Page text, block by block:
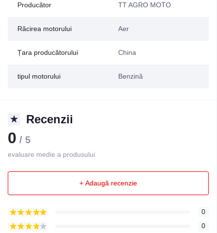
Producător TT AGRO MOTO
Răcirea motorului Aer
Țara producătorului China
tipul motorului Benzină
Recenzii
0 / 5
evaluare medie a produsului
+ Adaugă recenzie
0
0